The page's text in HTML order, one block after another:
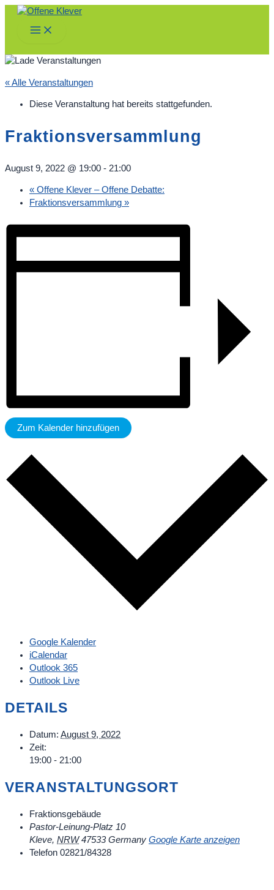
Zum
springen
Main
Menu
« Alle Veranstaltungen
Diese Veranstaltung hat bereits stattgefunden.
Fraktionsversammlung
August 9, 2022 @ 19:00 - 21:00
« Offene Klever – Offene Debatte:
Fraktionsversammlung »
Zum Kalender hinzufügen
Google Kalender
iCalendar
Outlook 365
Outlook Live
DETAILS
Datum: August 9, 2022
Zeit:
19:00 - 21:00
VERANSTALTUNGSORT
Fraktionsgebäude
Pastor-Leinung-Platz 10
Kleve, NRW 47533 Germany Google Karte anzeigen
Telefon 02821/84328